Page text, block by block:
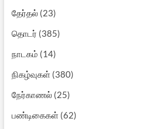
தேர்தல்(23)
தொடர் (385)
நாடகம் (14)
நிகழ்வுகள்(380)
நேர்காணல்(25)
பண்டிகைகள்(62)